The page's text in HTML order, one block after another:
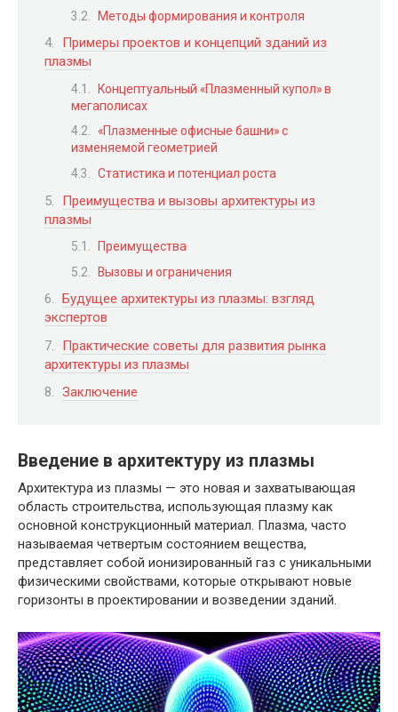
Методы формирования и контроля
Примеры проектов и концепций зданий из
плазмы
Концептуальный «Плазменный купол» в
мегаполисах
«Плазменные офисные башни» с
изменяемой геометрией
Статистика и потенциал роста
Преимущества и вызовы архитектуры из
плазмы
Преимущества
Вызовы и ограничения
Будущее архитектуры из плазмы: взгляд
экспертов
Практические советы для развития рынка
архитектуры из плазмы
Заключение
Введение в архитектуру из плазмы
Архитектура из плазмы — это новая и захватывающая
область строительства, использующая плазму как
основной конструкционный материал. Плазма, часто
называемая четвертым состоянием вещества,
представляет собой ионизированный газ с уникальными
физическими свойствами, которые открывают новые
горизонты в проектировании и возведении зданий.